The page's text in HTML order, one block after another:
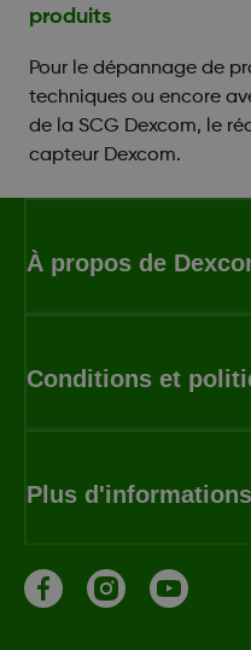
produits
Pour le dépannage de
techniques ou encore
de la SCG Dexcom, le
capteur Dexcom.
À propos de
Conditions et
Plus d'informations